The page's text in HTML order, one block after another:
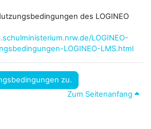
des LOGINEO
LOGINEO-
LOGINEO-LMS.html
zu.
Zum Seitenanfang